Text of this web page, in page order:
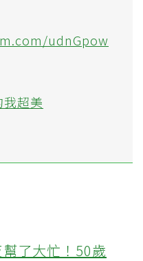
udnGpow
超美
了大忙！50歲